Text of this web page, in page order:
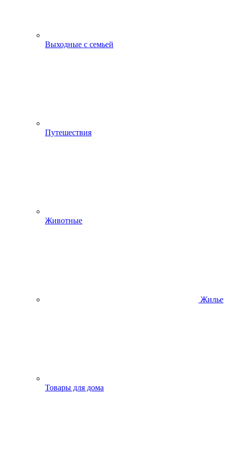
Выходные с семьей
Путешествия
Животные
Жилье
Товары для дома